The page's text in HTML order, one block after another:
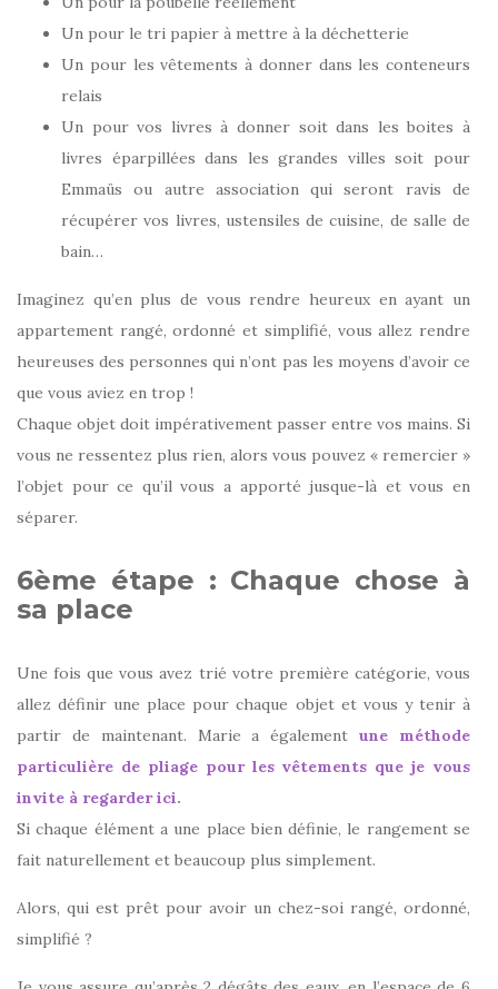
Un pour le tri papier à mettre à la déchetterie
Un pour les vêtements à donner dans les conteneurs
relais
Un pour vos livres à donner soit dans les boites à
livres éparpillées dans les grandes villes soit pour
Emmaüs ou autre association qui seront ravis de
récupérer vos livres, ustensiles de cuisine, de salle de
bain…
Imaginez qu’en plus de vous rendre heureux en ayant un
appartement rangé, ordonné et simplifié, vous allez rendre
heureuses des personnes qui n’ont pas les moyens d’avoir ce
que vous aviez en trop !
Chaque objet doit impérativement passer entre vos mains. Si
vous ne ressentez plus rien, alors vous pouvez « remercier »
l’objet pour ce qu’il vous a apporté jusque-là et vous en
séparer.
6ème étape : Chaque chose à
sa place
Une fois que vous avez trié votre première catégorie, vous
allez définir une place pour chaque objet et vous y tenir à
partir de maintenant. Marie a égalementune méthode
particulière de pliage pour les vêtements que je vous
invite à regarder ici.
Si chaque élément a une place bien définie, le rangement se
fait naturellement et beaucoup plus simplement.
Alors, qui est prêt pour avoir un chez-soi rangé, ordonné,
simplifié ?